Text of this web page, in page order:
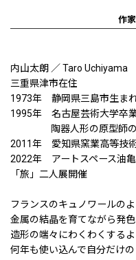
作
内山太朗 ／ Taro Uchiyama
三重県津市在住
1973年 静岡県三島市生ま
1995年 名古屋芸術大学卒
陶器人形の原型師の
2011年 愛知県窯業高等技
2022年 アートスペース油
「旅」二人展開催
フランスのキュノワールの
金属の結晶を育てながら発色
造形の端々にわくわくする
何年も使い込んで自分だけ